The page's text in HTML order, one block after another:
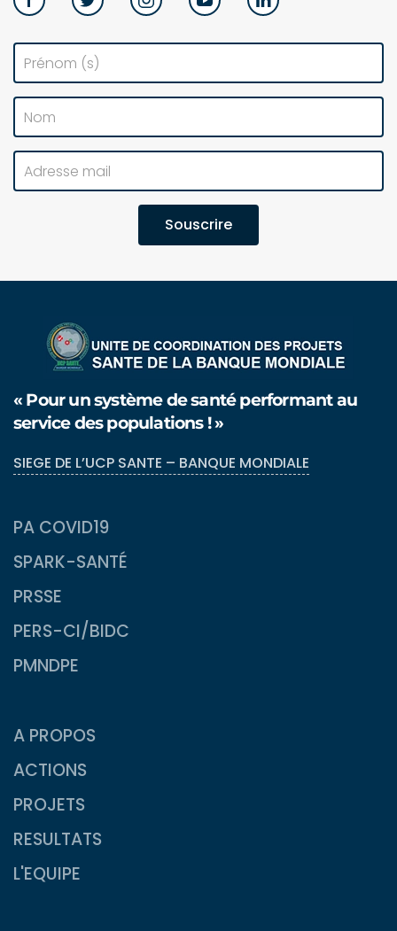
Souscrire
« Pour un système de santé performant au
service des populations ! »
SIEGE DE L’UCP SANTE – BANQUE MONDIALE
PA COVID19
SPARK-SANTÉ
PRSSE
PERS-CI/BIDC
PMNDPE
A PROPOS
ACTIONS
PROJETS
RESULTATS
L'EQUIPE